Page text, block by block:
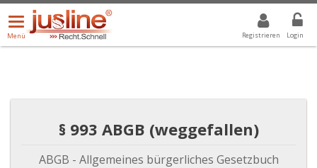
Registrieren Login
Menü
öffnen/schließen
Menü
ALLE DROPDOWN: GEWÄHLTER WERT IST ALLE
§ 993 ABGB (weggefallen)
ABGB - Allgemeines bürgerliches Gesetzbuch